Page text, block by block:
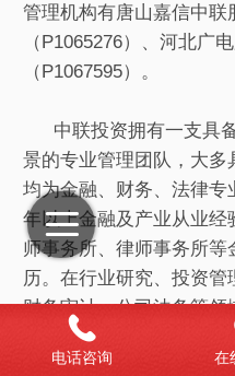
管理机构有唐山嘉信中联
（P1065276）、河北广
（P1067595）。
中联投资拥有一支具
景的专业管理团队，大多
均为金融、财务、法律
年以上金融及产业从业
师事务所、律师事务所
历。在行业研究、投资管
财务审计、公司法务等领
中联投资起源于清华
电话咨询 在